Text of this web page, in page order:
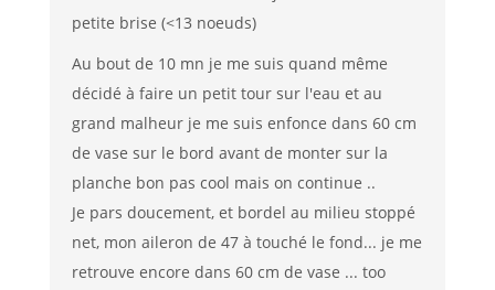
petite brise (<13 noeuds)
Au bout de 10 mn je me suis quand même
décidé à faire un petit tour sur l'eau et au
grand malheur je me suis enfonce dans 60 cm
de vase sur le bord avant de monter sur la
planche bon pas cool mais on continue ..
Je pars doucement, et bordel au milieu stoppé
net, mon aileron de 47 à touché le fond... je me
retrouve encore dans 60 cm de vase ... too